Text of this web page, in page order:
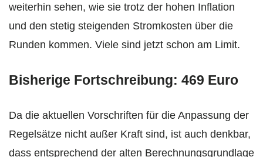
weiterhin sehen, wie sie trotz der hohen Inflation
und den stetig steigenden Stromkosten über die
Runden kommen. Viele sind jetzt schon am Limit.
Bisherige Fortschreibung: 469 Euro
Da die aktuellen Vorschriften für die Anpassung der
Regelsätze nicht außer Kraft sind, ist auch denkbar,
dass entsprechend der alten Berechnungsgrundlage